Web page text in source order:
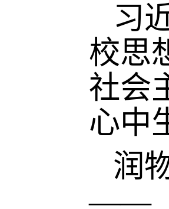
习
校思
社会
心中
润
——